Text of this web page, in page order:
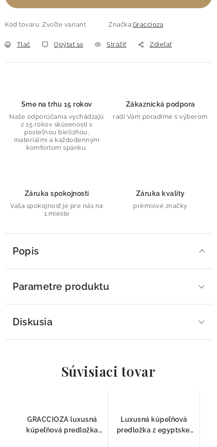
Kód tovaru: Zvoľte variant Značka:Graccioza
Tlač Opýtať sa Strážiť Zdieľať
Sme na trhu 15 rokov
Naše odporúčania vychádzajú
z 15 rokov skúseností s
posteľnou bielizňou,
materiálmi a každodenným
komfortom spánku.
Zákaznícká podpora
radi Vám poradíme s výberom
Záruka spokojnosti
Vaša spokojnosť je pre nás na
1.mieste
Záruka kvality
prémiové značky
Popis
Parametre produktu
Diskusia
Súvisiaci tovar
GRACCIOZA luxusná
kúpeľňová predložka
Luxusná kúpeľňová
predložka z egyptskej